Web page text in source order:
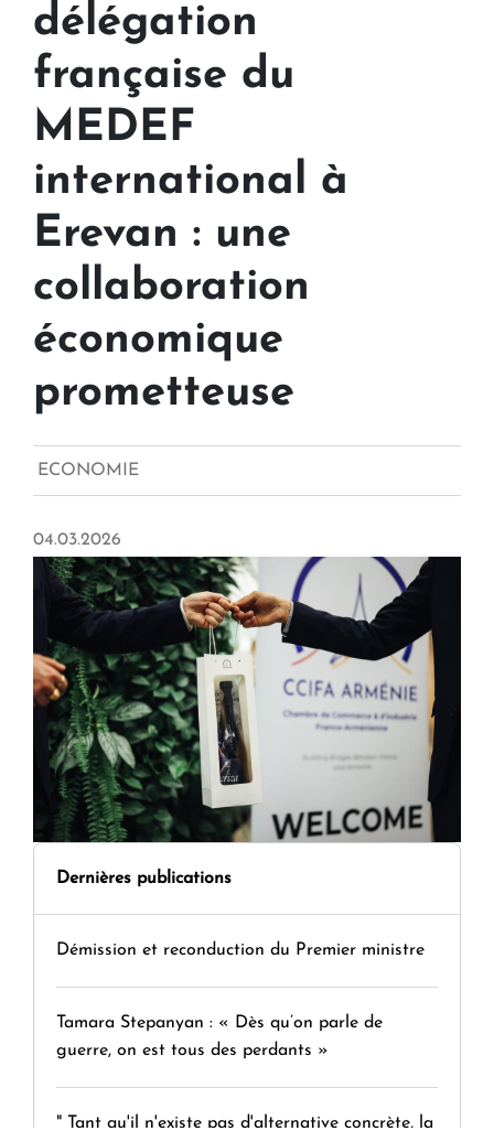
délégation
française du
MEDEF
international à
Erevan : une
collaboration
économique
prometteuse
ECONOMIE
04.03.2026
Dernières publications
Démission et reconduction du Premier ministre
Tamara Stepanyan : « Dès qu’on parle de
guerre, on est tous des perdants »
" Tant qu'il n'existe pas d'alternative concrète, la